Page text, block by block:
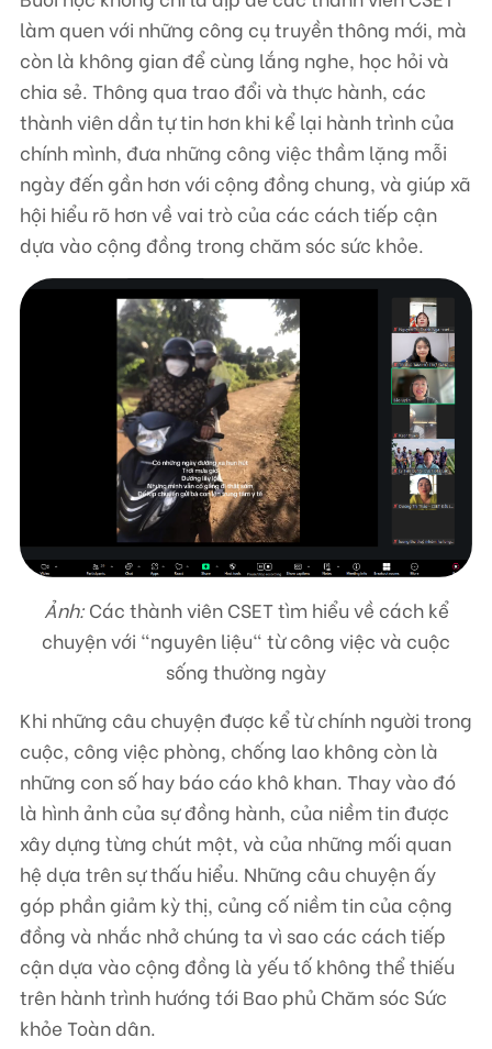
làm quen với những công cụ truyền thông mới, mà
còn là không gian để cùng lắng nghe, học hỏi và
chia sẻ. Thông qua trao đổi và thực hành, các
thành viên dần tự tin hơn khi kể lại hành trình của
chính mình, đưa những công việc thầm lặng mỗi
ngày đến gần hơn với cộng đồng chung, và giúp xã
hội hiểu rõ hơn về vai trò của các cách tiếp cận
dựa vào cộng đồng trong chăm sóc sức khỏe.
Ảnh: Các thành viên CSET tìm hiểu về cách kể
chuyện với "nguyên liệu" từ công việc và cuộc
sống thường ngày
Khi những câu chuyện được kể từ chính người trong
cuộc, công việc phòng, chống lao không còn là
những con số hay báo cáo khô khan. Thay vào đó
là hình ảnh của sự đồng hành, của niềm tin được
xây dựng từng chút một, và của những mối quan
hệ dựa trên sự thấu hiểu. Những câu chuyện ấy
góp phần giảm kỳ thị, củng cố niềm tin của cộng
đồng và nhắc nhở chúng ta vì sao các cách tiếp
cận dựa vào cộng đồng là yếu tố không thể thiếu
trên hành trình hướng tới Bao phủ Chăm sóc Sức
khỏe Toàn dân.